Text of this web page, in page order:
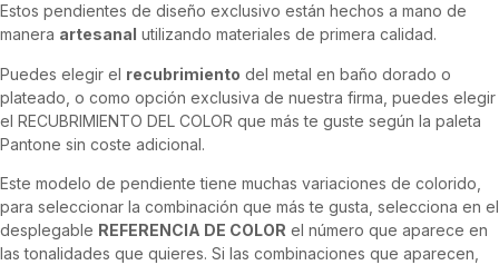
Estos pendientes de diseño exclusivo están hechos a mano de
manera artesanal utilizando materiales de primera calidad.
Puedes elegir el recubrimiento del metal en baño dorado o
plateado, o como opción exclusiva de nuestra firma, puedes elegir
el RECUBRIMIENTO DEL COLOR que más te guste según la paleta
Pantone sin coste adicional.
Este modelo de pendiente tiene muchas variaciones de colorido,
para seleccionar la combinación que más te gusta, selecciona en el
desplegable REFERENCIA DE COLOR el número que aparece en
las tonalidades que quieres. Si las combinaciones que aparecen,